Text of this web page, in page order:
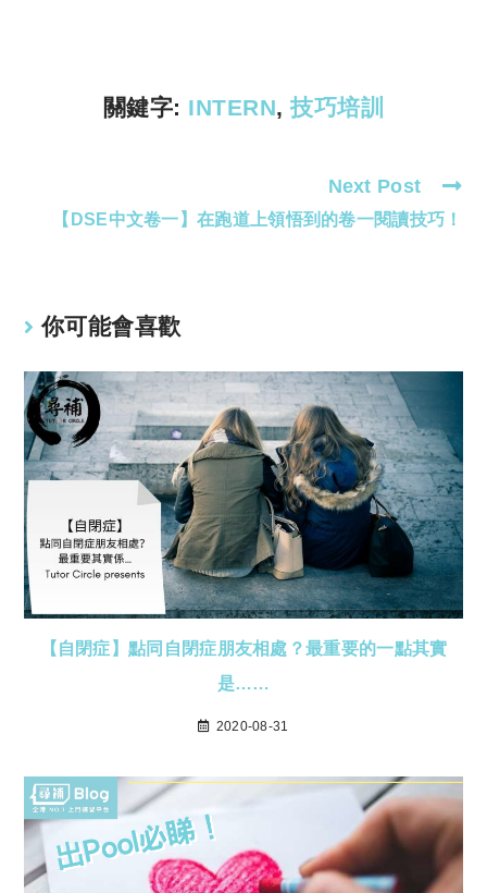
關鍵字: INTERN, 技巧培訓
Next Post
【DSE中文卷一】在跑道上領悟到的卷一閱讀技巧！
你可能會喜歡
【自閉症】點同自閉症朋友相處？最重要的一點其實
是……
2020-08-31